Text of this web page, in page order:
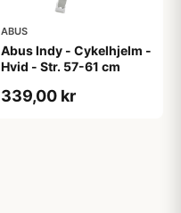
ABUS
Abus Indy - Cykelhjelm -
Hvid - Str. 57-61 cm
339,00 kr